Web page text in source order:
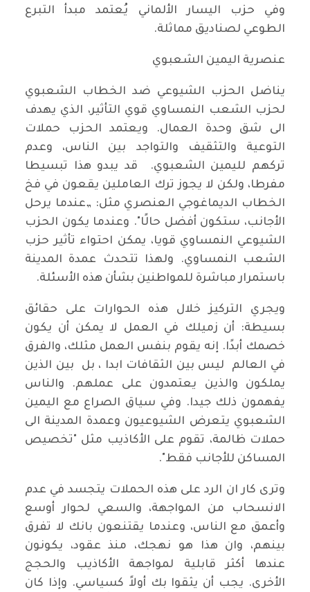
وفي حزب اليسار الألماني يُعتمد مبدأ التبرع
الطوعي لصناديق مماثلة.
عنصرية اليمين الشعبوي
يناضل الحزب الشيوعي ضد الخطاب الشعبوي
لحزب الشعب النمساوي قوي التأثير، الذي يهدف
الى شق وحدة العمال. ويعتمد الحزب حملات
التوعية والتثقيف والتواجد بين الناس، وعدم
تركهم لليمين الشعبوي. قد يبدو هذا تبسيطا
مفرطا، ولكن لا يجوز ترك العاملين يقعون في فخ
الخطاب الديماغوجي العنصري مثل: „عندما يرحل
الأجانب، ستكون أفضل حالًا". وعندما يكون الحزب
الشيوعي النمساوي قويا، يمكن احتواء تأثير حزب
الشعب النمساوي. ولهذا تتحدث عمدة المدينة
باستمرار مباشرة للمواطنين بشأن هذه الأسئلة.
ويجري التركيز خلال هذه الحوارات على حقائق
بسيطة: أن زميلك في العمل لا يمكن أن يكون
خصمك أبدًا. إنه يقوم بنفس العمل مثلك، والفرق
في العالم ليس بين الثقافات ابدا ، بل بين الذين
يملكون والذين يعتمدون على عملهم. والناس
يفهمون ذلك جيدا. وفي سياق الصراع مع اليمين
الشعبوي يتعرض الشيوعيون وعمدة المدينة الى
حملات ظالمة، تقوم على الأكاذيب مثل "تخصيص
المساكن للأجانب فقط".
وترى كار ان الرد على هذه الحملات يتجسد في عدم
الانسحاب من المواجهة، والسعي لحوار أوسع
وأعمق مع الناس، وعندما يقتنعون بانك لا تفرق
بينهم، وان هذا هو نهجك، منذ عقود، يكونون
عندها أكثر قابلية لمواجهة الأكاذيب والحجج
الأخرى. يجب أن يثقوا بك أولاً كسياسي. وإذا كان